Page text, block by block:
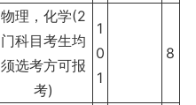
物理，化学(2
门科目考生均
须选考方可报
考)
1
0
1
8